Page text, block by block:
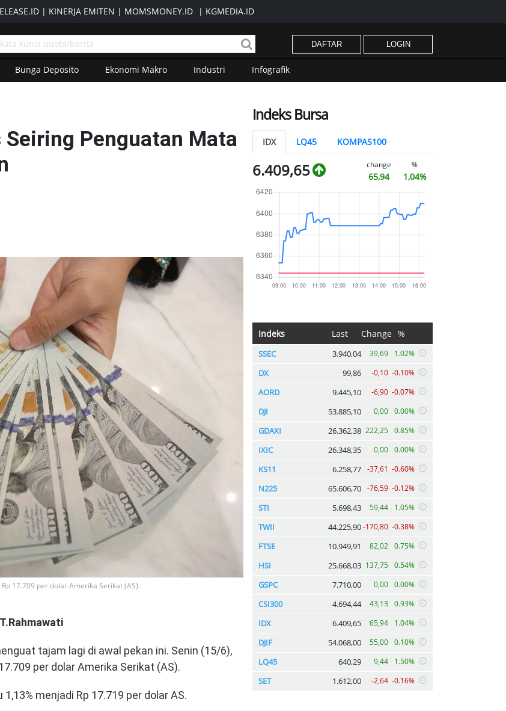
| KINERJA EMITEN | MOMSMONEY.ID | KGMEDIA.ID
DAFTAR LOGIN
Bunga Deposito Ekonomi Makro Industri Infografik
Penguatan Mata
17.709 per dolar Amerika Serikat (AS).
tajam lagi di awal pekan ini. Senin (15/6),
per dolar Amerika Serikat (AS).
menjadi Rp 17.719 per dolar AS.
Indeks Bursa
IDX LQ45 KOMPAS100
6.409,65 change
65,94
%
1,04%
Indeks Last Change %
SSEC 3.940,04 39,69 1.02%
DX 99,86 -0,10 -0.10%
AORD 9.445,10 -6,90 -0.07%
DJI 53.885,10 0,00 0.00%
GDAXI 26.362,38 222,25 0.85%
IXIC 26.348,35 0,00 0.00%
KS11 6.258,77 -37,61 -0.60%
N225 65.606,70 -76,59 -0.12%
STI 5.698,43 59,44 1.05%
TWII 44.225,90-170,80 -0.38%
FTSE 10.949,91 82,02 0.75%
HSI 25.668,03 137,75 0.54%
GSPC 7.710,00 0,00 0.00%
CSI300 4.694,44 43,13 0.93%
IDX 6.409,65 65,94 1.04%
DJIF 54.068,00 55,00 0.10%
LQ45 640,29 9,44 1.50%
SET 1.612,00 -2,64 -0.16%